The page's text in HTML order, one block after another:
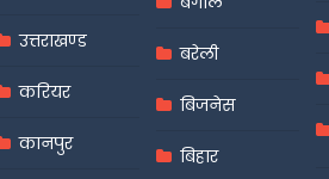
उत्तराखण्ड
करियर
कानपुर
बरेली
बिजनेस
बिहार